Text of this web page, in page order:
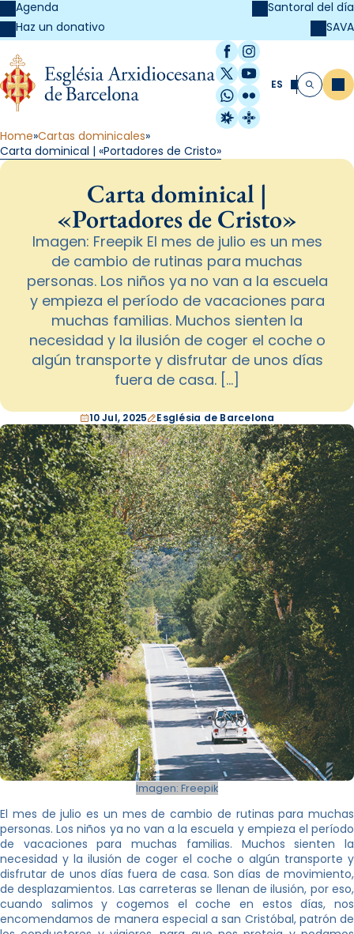
Agenda
Haz un donativo
Santoral del día
SAVA
Facebook
Instagram
X / Twitter
YouTube
WhatsApp
Flickr
Radio Estel
Catalunya
ES Buscar
Home Cartas dominicales
Carta dominical | «Portadores de Cristo»
Carta dominical |
«Portadores de Cristo»
Imagen: Freepik El mes de julio es un mes
de cambio de rutinas para muchas
personas. Los niños ya no van a la escuela
y empieza el período de vacaciones para
muchas familias. Muchos sienten la
necesidad y la ilusión de coger el coche o
algún transporte y disfrutar de unos días
fuera de casa. […]
10 Jul, 2025 Església de Barcelona
Imagen: Freepik
El mes de julio es un mes de cambio de rutinas para muchas
personas. Los niños ya no van a la escuela y empieza el período
de vacaciones para muchas familias. Muchos sienten la
necesidad y la ilusión de coger el coche o algún transporte y
disfrutar de unos días fuera de casa. Son días de movimiento,
de desplazamientos. Las carreteras se llenan de ilusión, por eso,
cuando salimos y cogemos el coche en estos días, nos
encomendamos de manera especial a san Cristóbal, patrón de